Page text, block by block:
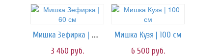
Мишка Зефирка | 60 см
3 460 руб.
Мишка Кузя | 100 см
6 500 руб.